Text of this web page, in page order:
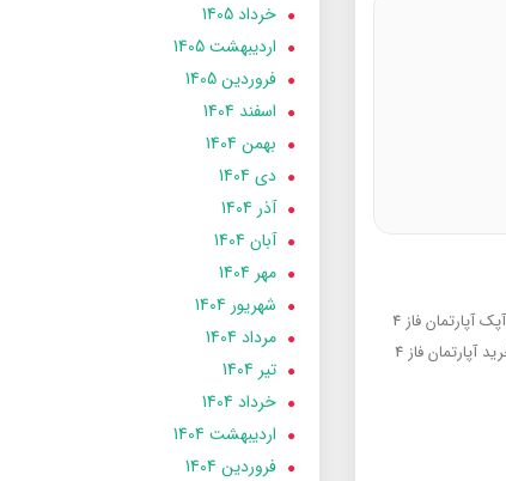
آپارتمان فاز 4
خرید آپارتمان فاز 4
خرداد 1405
ارديبهشت 1405
فروردین 1405
اسفند 1404
بهمن 1404
دی 1404
آذر 1404
آبان 1404
مهر 1404
شهریور 1404
مرداد 1404
تير 1404
خرداد 1404
ارديبهشت 1404
فروردین 1404